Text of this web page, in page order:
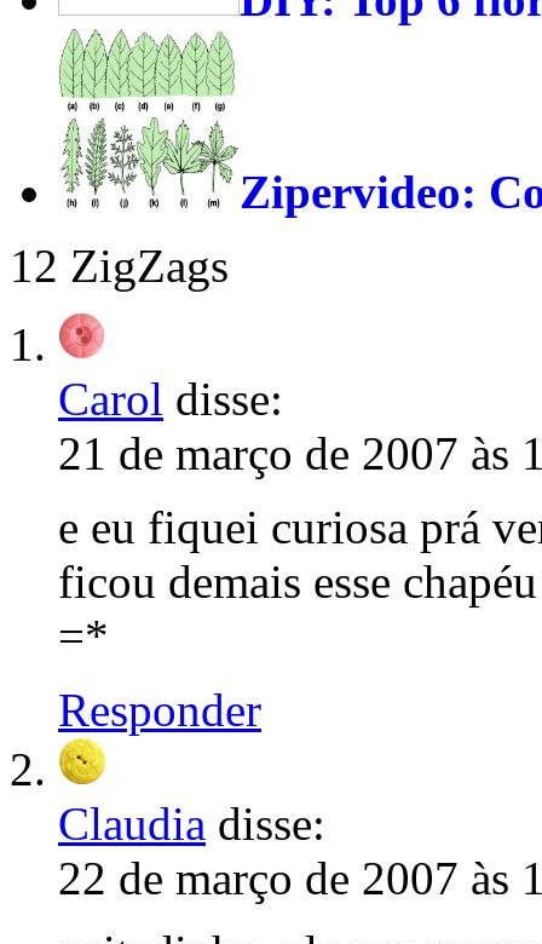
Zipervideo:
12 ZigZags
Carol disse:
21 de março de 2007 às
e eu fiquei curiosa prá
ficou demais esse
=*
Responder
Claudia disse:
22 de março de 2007 às